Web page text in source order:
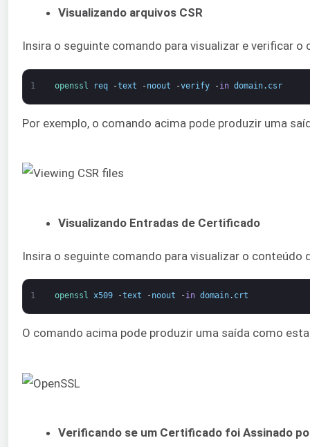
Visualizando arquivos CSR
Insira o seguinte comando para visualizar e verificar o
1 openssl req -text -noout -verify -in domain. csr
Por exemplo, o comando acima pode produzir uma
Visualizando Entradas de Certificado
Insira o seguinte comando para visualizar o conteúdo
1 openssl x509 -text -noout -in domain. crt
O comando acima pode produzir uma saída como
Verificando se um Certificado foi Assinado